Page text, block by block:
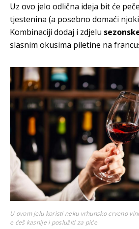
Uz ovo jelo odlična ideja bit će
tjestenina (a posebno domaći
Kombinaciji dodaj i zdjelu
slasnim okusima piletine na
U ovom jelu koristi neku vrhunsko crveno
e ćeš kasnije i poslužiti za piće